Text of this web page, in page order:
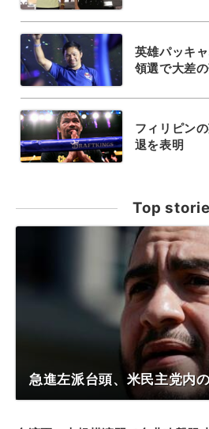
英雄パッキ
領選で大差
フィリピン
退を表明
Top
急進左派台頭、米民主党内